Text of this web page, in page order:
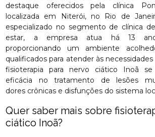
destaque oferecidos pela clínica
localizada em Niterói, no Rio de
especializado no segmento de clínica
estar, a empresa atua há 13
proporcionando um ambiente
qualificados para atender às
fisioterapia para nervo ciático Inoã
eficácia no tratamento de lesões
dores crônicas e disfunções do sistema
Quer saber mais sobre
ciático Inoã?